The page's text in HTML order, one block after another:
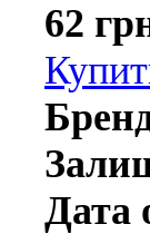
62
Дата